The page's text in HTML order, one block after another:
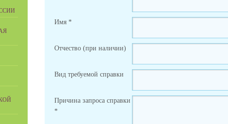
Имя *
Отчество (при наличии)
Вид требуемой справки
Причина запроса справки
*